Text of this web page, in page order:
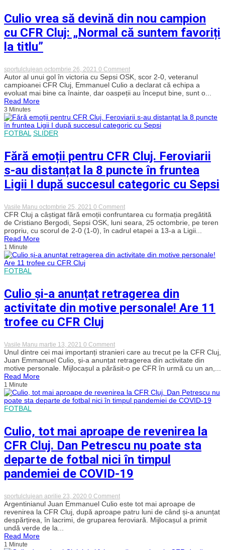
nu
mai
revine”
Culio vrea să devină din nou campion
cu CFR Cluj: „Normal că suntem favoriți
la titlu”
sportulclujean octombrie 26, 2021 0 Commenton
Culio
vrea
să
devină
campion
cu
că
suntem
favoriți
la
titlu”
Autor al unui gol în victoria cu Sepsi OSK, scor 2-0, veteranul
campioanei CFR Cluj, Emmanuel Culio a declarat că echipa a
evoluat mai bine ca înainte, dar oaspeții au început bine, sunt o...
Read More
3 Minutes
FOTBAL SLIDER
Fără emoții pentru CFR Cluj. Feroviarii
s-au distanțat la 8 puncte în fruntea
Ligii I după succesul categoric cu Sepsi
Vasile Manu octombrie 25, 2021 0 Commenton
Fără
emoții
pentru
CFR
s-
puncte
în
fruntea
Ligii
Sepsi
CFR Cluj a câștigat fără emoții confruntarea cu formația pregătită
de Cristiano Bergodi, Sepsi OSK, luni seara, 25 octombrie, pe teren
propriu, cu scorul de 2-0 (1-0), în cadrul etapei a 13-a a Ligii...
Read More
1 Minute
FOTBAL
Culio și-a anunțat retragerea din
activitate din motive personale! Are 11
trofee cu CFR Cluj
Vasile Manu martie 13, 2021 0 Commenton
Culio
și-
a
anunțat
activitate
din
11
trofee
cu
CFR
Cluj
Unul dintre cei mai importanți stranieri care au trecut pe la CFR Cluj,
Juan Emmanuel Culio, și-a anunțat retragerea din activitate din
motive personale. Mijlocașul a părăsit-o pe CFR în urmă cu un an,...
Read More
1 Minute
FOTBAL
Culio, tot mai aproape de revenirea la
CFR Cluj. Dan Petrescu nu poate sta
departe de fotbal nici în timpul
pandemiei de COVID-19
sportulclujean aprilie 23, 2020 0 Commenton
Culio,
tot
mai
aproape
Argentinianul Juan Emmanuel Culio este tot mai aproape de
revenirea la CFR Cluj, după aproape patru luni de când și-a anunțat
despărțirea, în lacrimi, de gruparea feroviară. Mijlocașul a primit
undă verde de la...
Read More
1 Minute